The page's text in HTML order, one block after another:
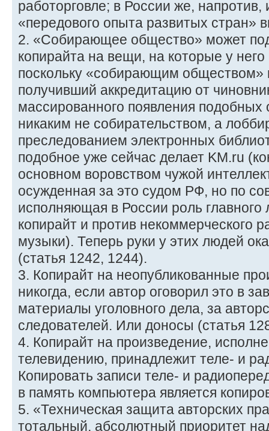
работорговле; в России же, напротив,
«передового опыта развитых стран»
2. «Собирающее общество» может
копирайта на вещи, на которые у него
поскольку «собирающим обществом»
получивший аккредитацию от
массированного появления
никаким не собирательством, а
преследованием электронных
подобное уже сейчас делает KM.ru
основном воровством чужой
осужденная за это судом РФ, но по
исполняющая в России роль главного
копирайт и против некоммерческого
музыки). Теперь руки у этих людей
(статья 1242, 1244).
3. Копирайт на неопубликованные
никогда, если автор оговорил это в
материалы уголовного дела, за
следователей. Или доносы (статья
4. Копирайт на произведение,
телевидению, принадлежит теле- и
Копировать записи теле- и
в память компьютера является
5. «Техническая защита авторских
тотальный, абсолютный приоритет